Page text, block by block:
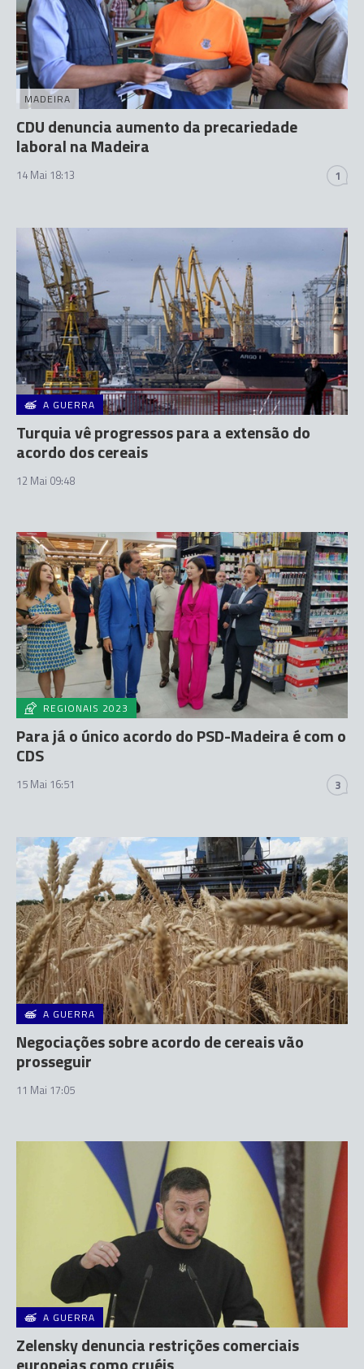
MADEIRA
CDU denuncia aumento da precariedade
laboral na Madeira
14 Mai 18:13 1
A GUERRA
Turquia vê progressos para a extensão do
acordo dos cereais
12 Mai 09:48
REGIONAIS 2023
Para já o único acordo do PSD-Madeira é com o
CDS
15 Mai 16:51 3
A GUERRA
Negociações sobre acordo de cereais vão
prosseguir
11 Mai 17:05
A GUERRA
Zelensky denuncia restrições comerciais